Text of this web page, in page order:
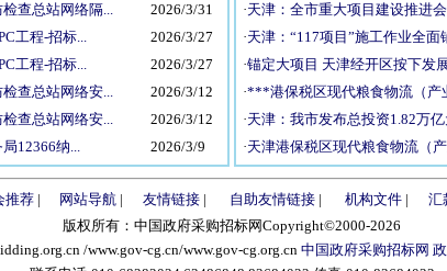
查总站网络隔...
2026/3/31
工程-招标...
2026/3/27
工程-招标...
2026/3/27
查总站网络安...
2026/3/12
查总站网络安...
2026/3/12
12366纳... 2026/3/9
·天津：全市重大项目建设推进
·天津：“117项目”施工作业全面
·锚定大项目 天津经开区按下发
·***港保税区现代粮食物流（产
·天津：我市发布总投资1.82万
·天津港保税区现代粮食物流（
推荐| 网站导航 | 友情链接 | 自助友情链接 | 机构文件 | 汇
版权所有：中国政府采购招标网Copyright©2000-2026
/www.gov-cg.cn/www.gov-cg.org.cn中国政府采购招标网